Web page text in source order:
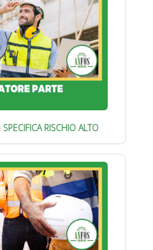
RISCHIO ALTO